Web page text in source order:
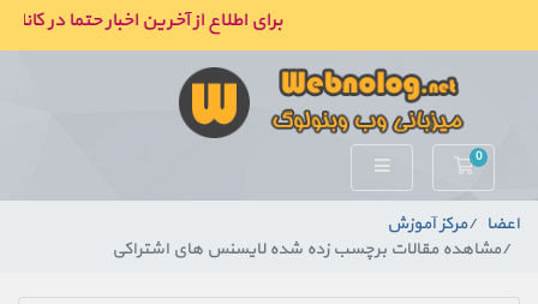
برای اطلاع از آخرین اخبار حتما در
0 کارت خرید
اعضا
مرکز آموزش
مشاهده مقالات برچسب زده شده لایسنس های اشتراکی